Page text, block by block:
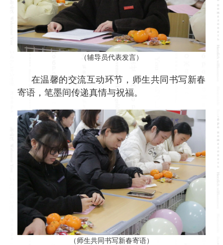
（辅导员代表发言）
在温馨的交流互动环节，师生共同书写新春
寄语，笔墨间传递真情与祝福。
（师生共同书写新春寄语）